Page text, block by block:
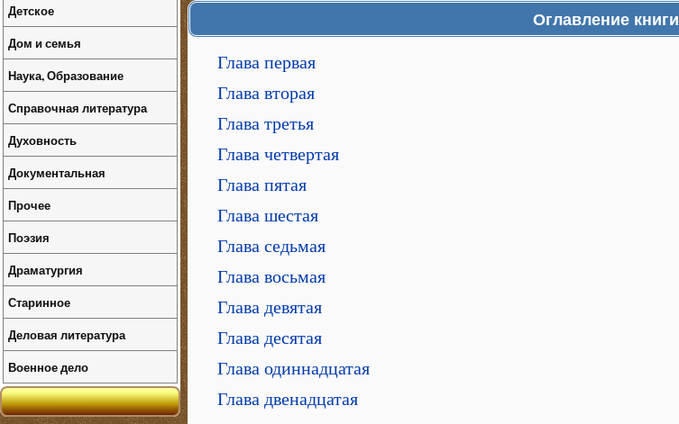
Оглавление книги
Глава первая
Глава вторая
Глава третья
Глава четвертая
Глава пятая
Глава шестая
Глава седьмая
Глава восьмая
Глава девятая
Глава десятая
Глава одиннадцатая
Глава двенадцатая
Детское
Дом и семья
Наука, Образование
Справочная литература
Духовность
Документальная
Прочее
Поэзия
Драматургия
Старинное
Деловая литература
Военное дело